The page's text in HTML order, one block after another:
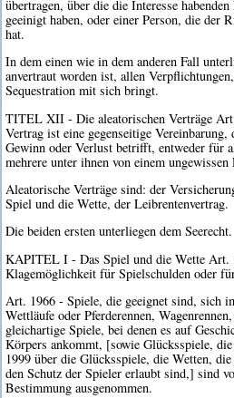
übertragen, über die die Interesse
geeinigt haben, oder einer Person, die der
hat.
In dem einen wie in dem anderen Fall
anvertraut worden ist, allen
Sequestration mit sich bringt.
TITEL XII - Die aleatorischen Verträge
Vertrag ist eine gegenseitige
Gewinn oder Verlust betrifft, entweder für
mehrere unter ihnen von einem ungewissen
Aleatorische Verträge sind: der
Spiel und die Wette, der Leibrentenvertrag.
Die beiden ersten unterliegen dem Seerecht.
KAPITEL I - Das Spiel und die Wette Art.
Klagemöglichkeit für Spielschulden oder
Art. 1966 - Spiele, die geeignet sind, sich
Wettläufe oder Pferderennen,
gleichartige Spiele, bei denen es auf
Körpers ankommt, [sowie Glücksspiele,
1999 über die Glücksspiele, die Wetten,
den Schutz der Spieler erlaubt sind,] sind
Bestimmung ausgenommen.